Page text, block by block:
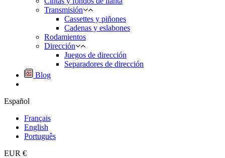
Transmisión
Cassettes y piñones
Cadenas y eslabones
Rodamientos
Dirección
Juegos de dirección
Separadores de dirección
Blog
Español
Français
English
Português
EUR €